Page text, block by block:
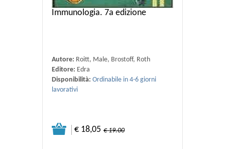
Immunologia. 7a edizione
Autore: Roitt, Male, Brostoff, Roth
Editore: Edra
Disponibilità: Ordinabile in 4-6 giorni
lavorativi
€ 18,05 € 19.00